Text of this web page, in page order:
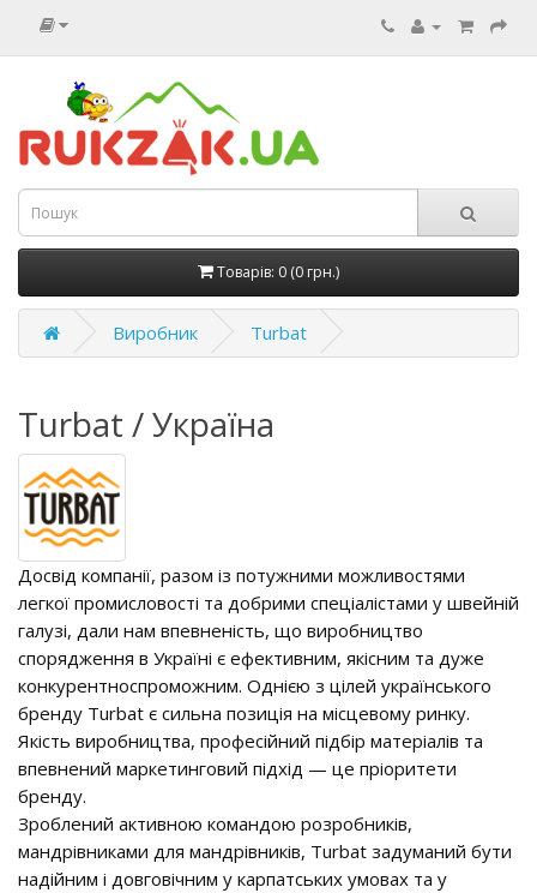
Товарів: 0 (0 грн.)
Виробник Turbat
Turbat / Україна
Досвід компанії, разом із потужними можливостями
легкої промисловості та добрими спеціалістами у швейній
галузі, дали нам впевненість, що виробництво
спорядження в Україні є ефективним, якісним та дуже
конкурентноспроможним. Однією з цілей українського
бренду Turbat є сильна позиція на місцевому ринку.
Якість виробництва, професійний підбір матеріалів та
впевнений маркетинговий підхід — це пріоритети
бренду.
Зроблений активною командою розробників,
мандрівниками для мандрівників, Turbat задуманий бути
надійним і довговічним у карпатських умовах та у